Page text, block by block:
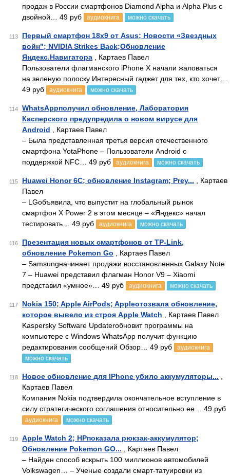
продаж в России смартфонов Diamond Alpha и Alpha Plus с
двойной… 49 руб
аудиокнига можно скачать
113
Первый смартфон 18х9 от Asus; Новости «Звездных
войн"; NVIDIA Strikes Back;Обновление
Яндекс.Навигатора , Картаев Павел
Пользователи флагманского iPhone X начали жаловаться
на зеленую полоску Интересный гаджет для тех, кто хочет…
49 руб
аудиокнига можно скачать
114
WhatsAppполучил обновление, Лаборатория
Касперского предупредила о новом вирусе для
Android , Картаев Павел
– Была представленная третья версия отечественного
смартфона YotaPhone – Пользователи Android с
поддержкой NFC… 49 руб
аудиокнига можно скачать
115 Huawei Honor 6С; обновление Instagram; Prey... , Картаев
Павел
– LGобъявила, что выпустит на глобальный рынок
смартфон X Power 2 в этом месяце – «Яндекс» начал
тестировать… 49 руб
аудиокнига можно скачать
116
Презентация новых смартфонов от TP-Link,
обновление Pokemon Go , Картаев Павел
– Samsungначинает продажи восстановленных Galaxy Note
7 – Huawei представил флагман Honor V9 – Xiaomi
представил «умное»… 49 руб
аудиокнига можно скачать
117
Nokia 150; Apple AirPods; Appleотозвала обновление,
которое вывело из строя Apple Watch , Картаев Павел
Kaspersky Software Updaterобновит программы на
компьютере с Windows WhatsApp получит функцию
редактирования сообщений Обзор… 49 руб
аудиокнига
можно скачать
118 Новое обновление для IPhone убило аккумуляторы...
Картаев Павел
Компания Nokia подтвердила окончательное вступление в
силу стратегического соглашения относительно ее… 49 руб
аудиокнига можно скачать
119
Apple Watch 2; HPпоказала рюкзак-аккумулятор;
Обновление Pokemon GO... , Картаев Павел
– Найден способ вскрыть 100 миллионов автомобилей
Volkswagen… – Ученые создали смарт-татуировки из